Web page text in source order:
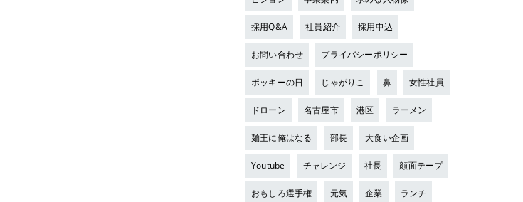
採用Q&A 社員紹介 採用申込
お問い合わせ プライバシーポリシー
ポッキーの日 じゃがりこ 鼻 女性社員
ドローン 名古屋市 港区 ラーメン
麺王に俺はなる 部長 大食い企画
Youtube チャレンジ 社長 顔面テープ
おもしろ選手権 元気 企業 ランチ